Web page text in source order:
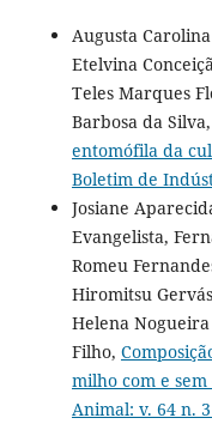
Augusta
Etelvina
Teles Marques
Barbosa da Silva,
entomófila da
Boletim de
Josiane
Evangelista,
Romeu
Hiromitsu
Helena
Filho,
milho com e sem
Animal: v. 64 n.